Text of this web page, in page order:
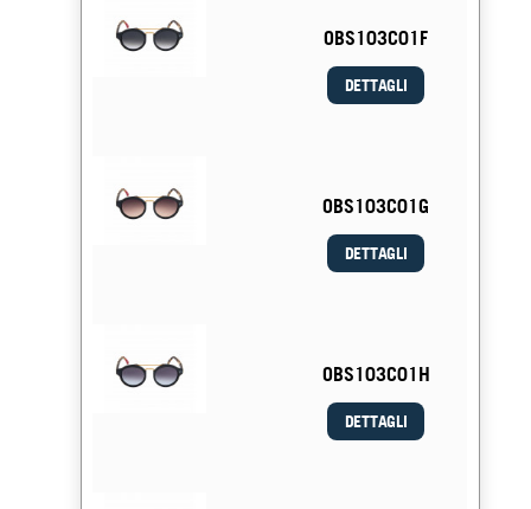
OBS103C01F
DETTAGLI
OBS103C01G
DETTAGLI
OBS103C01H
DETTAGLI